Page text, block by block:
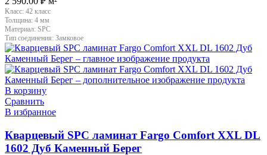
Класс: 42 класс
Толщина: 4 мм
Материал: SPC
Тип соединения: Замковое
В корзину
Сравнить
В избранное
Кварцевый SPC ламинат Fargo Comfort XXL DL
1602 Дуб Каменный Берег